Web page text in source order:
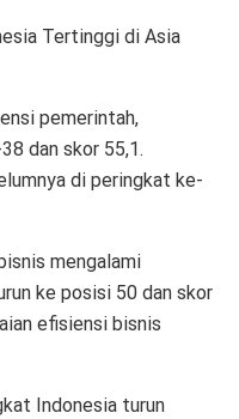
Tertinggi di Asia
pemerintah,
dan skor 55,1.
di peringkat ke-
mengalami
ke posisi 50 dan skor
efisiensi bisnis
Indonesia turun